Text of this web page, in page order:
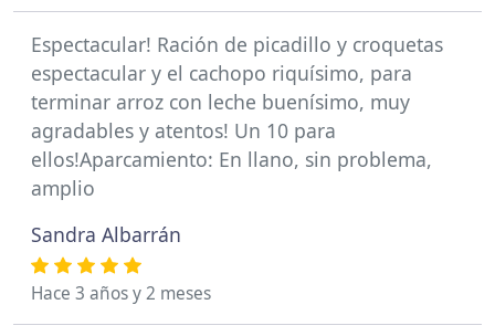
Espectacular! Ración de picadillo y croquetas
espectacular y el cachopo riquísimo, para
terminar arroz con leche buenísimo, muy
agradables y atentos! Un 10 para
ellos!Aparcamiento: En llano, sin problema,
amplio
Sandra Albarrán
Hace 3 años y 2 meses